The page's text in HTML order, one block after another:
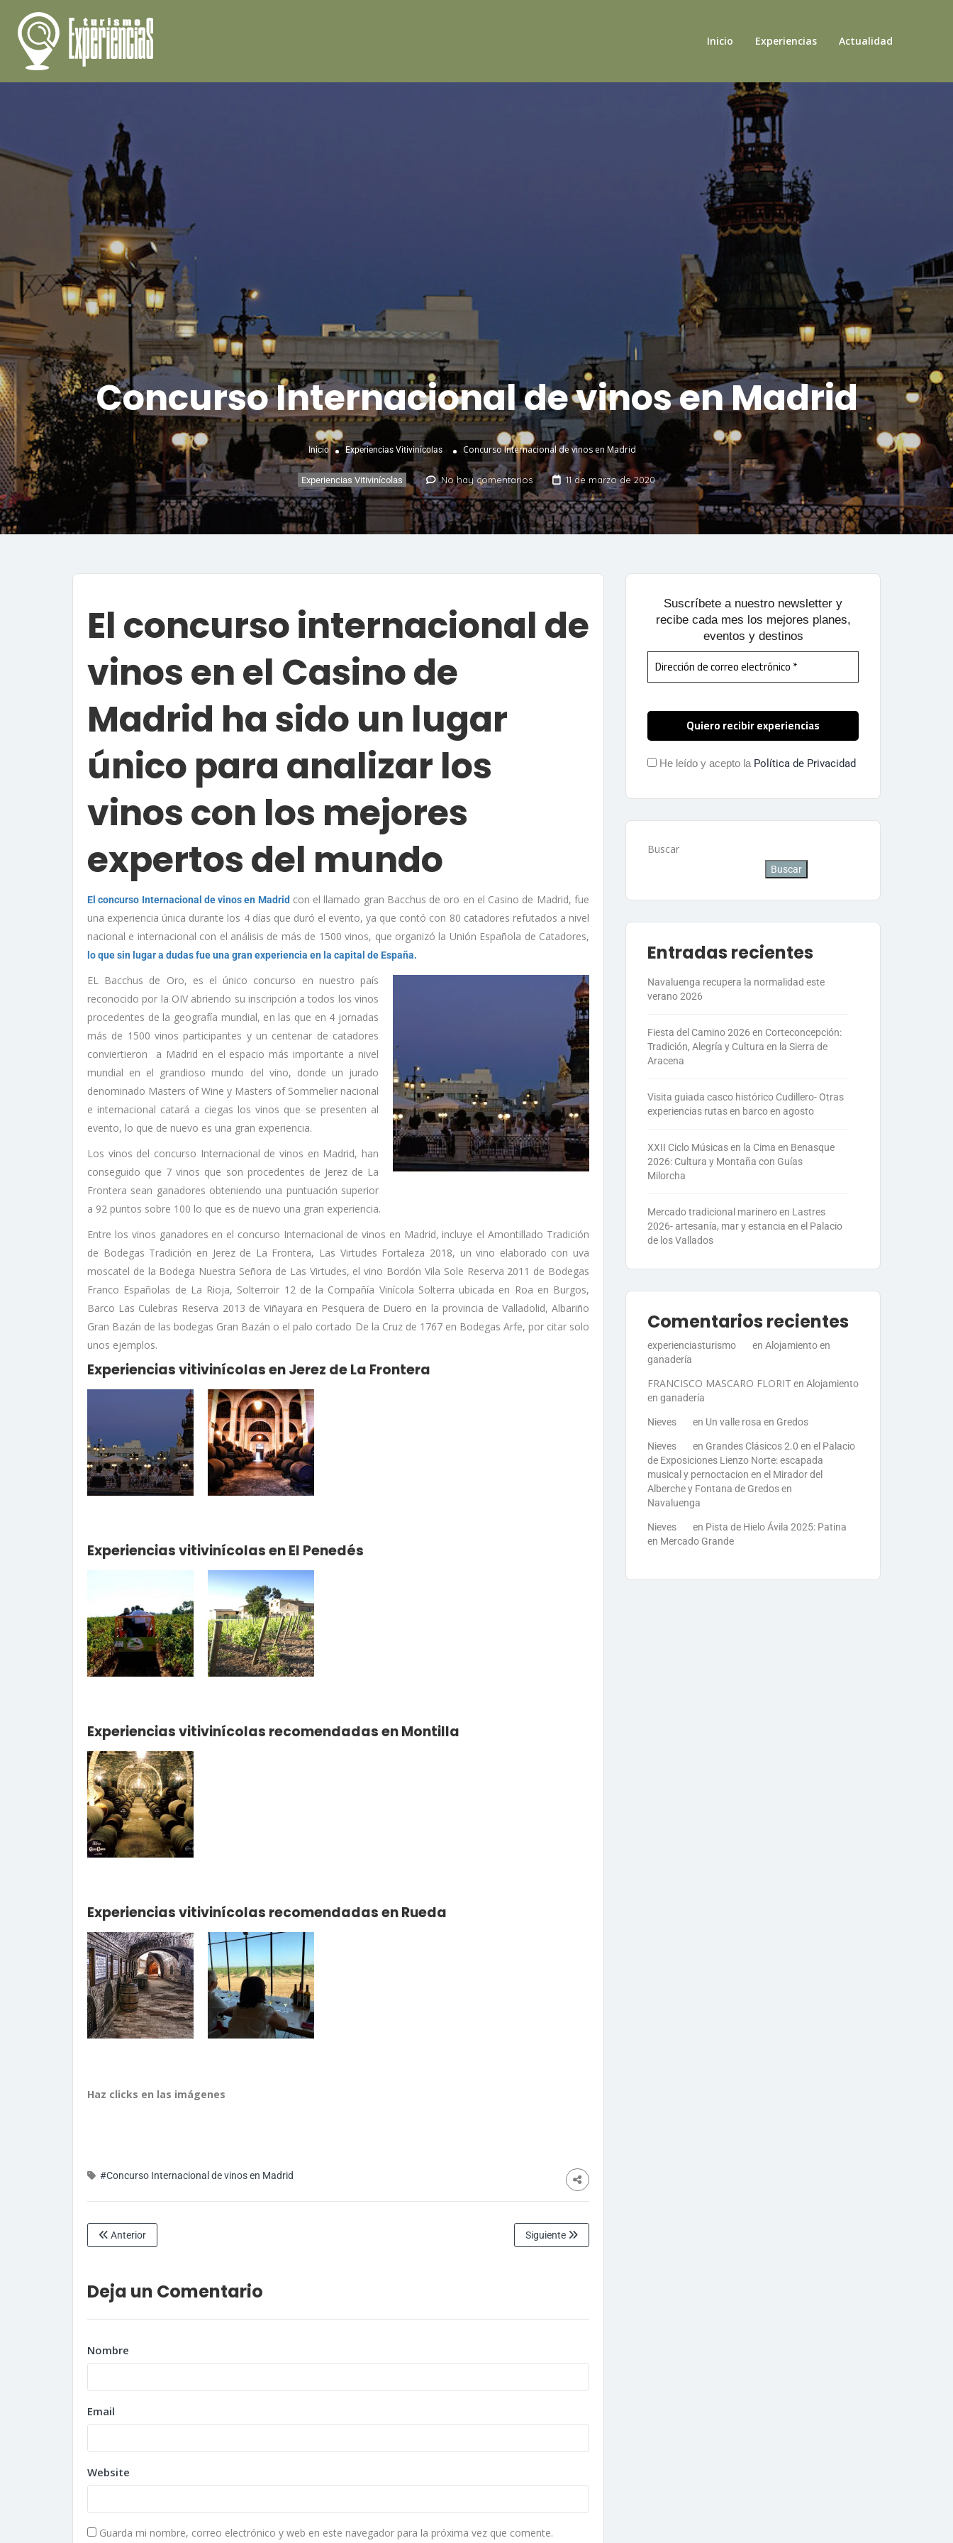
Inicio Experiencias Actualidad
Concurso Internacional de vinos en Madrid
Inicio Experiencias Vitivinícolas Concurso Internacional de vinos en Madrid
Experiencias Vitivinícolas No hay comentarios 11 de marzo de 2020
El concurso internacional de
vinos en el Casino de
Madrid ha sido un lugar
único para analizar los
vinos con los mejores
expertos del mundo
El concurso Internacional de vinos en Madrid con el llamado gran Bacchus de oro en el Casino de Madrid, fue
una experiencia única durante los 4 días que duró el evento, ya que contó con 80 catadores refutados a nivel
nacional e internacional con el análisis de más de 1500 vinos, que organizó la Unión Española de Catadores,
lo que sin lugar a dudas fue una gran experiencia en la capital de España.
EL Bacchus de Oro, es el único concurso en nuestro país
reconocido por la OIV abriendo su inscripción a todos los vinos
procedentes de la geografía mundial, en las que en 4 jornadas
más de 1500 vinos participantes y un centenar de catadores
conviertieron a Madrid en el espacio más importante a nivel
mundial en el grandioso mundo del vino, donde un jurado
denominado Masters of Wine y Masters of Sommelier nacional
e internacional catará a ciegas los vinos que se presenten al
evento, lo que de nuevo es una gran experiencia.
Los vinos del concurso Internacional de vinos en Madrid, han
conseguido que 7 vinos que son procedentes de Jerez de La
Frontera sean ganadores obteniendo una puntuación superior
a 92 puntos sobre 100 lo que es de nuevo una gran experiencia.
Entre los vinos ganadores en el concurso Internacional de vinos en Madrid, incluye el Amontillado Tradición
de Bodegas Tradición en Jerez de La Frontera, Las Virtudes Fortaleza 2018, un vino elaborado con uva
moscatel de la Bodega Nuestra Señora de Las Virtudes, el vino Bordón Vila Sole Reserva 2011 de Bodegas
Franco Españolas de La Rioja, Solterroir 12 de la Compañía Vinícola Solterra ubicada en Roa en Burgos,
Barco Las Culebras Reserva 2013 de Viñayara en Pesquera de Duero en la provincia de Valladolid, Albariño
Gran Bazán de las bodegas Gran Bazán o el palo cortado De la Cruz de 1767 en Bodegas Arfe, por citar solo
unos ejemplos.
Experiencias vitivinícolas en Jerez de La Frontera
Experiencias vitivinícolas en El Penedés
Experiencias vitivinícolas recomendadas en Montilla
Experiencias vitivinícolas recomendadas en Rueda
Haz clicks en las imágenes
#Concurso Internacional de vinos en Madrid
Anterior Siguiente
Deja un Comentario
Nombre
Email
Website
Guarda mi nombre, correo electrónico y web en este navegador para la próxima vez que comente.
Suscríbete a nuestro newsletter y
recibe cada mes los mejores planes,
eventos y destinos
He leído y acepto la Política de Privacidad
Buscar
Buscar
Entradas recientes
Navaluenga recupera la normalidad este
verano 2026
Fiesta del Camino 2026 en Corteconcepción:
Tradición, Alegría y Cultura en la Sierra de
Aracena
Visita guiada casco histórico Cudillero- Otras
experiencias rutas en barco en agosto
XXII Ciclo Músicas en la Cima en Benasque
2026: Cultura y Montaña con Guías
Milorcha
Mercado tradicional marinero en Lastres
2026- artesanía, mar y estancia en el Palacio
de los Vallados
Comentarios recientes
experienciasturismo en Alojamiento en
ganadería
FRANCISCO MASCARO FLORIT en Alojamiento
en ganadería
Nieves en Un valle rosa en Gredos
Nieves en Grandes Clásicos 2.0 en el Palacio
de Exposiciones Lienzo Norte: escapada
musical y pernoctacion en el Mirador del
Alberche y Fontana de Gredos en
Navaluenga
Nieves en Pista de Hielo Ávila 2025: Patina
en Mercado Grande